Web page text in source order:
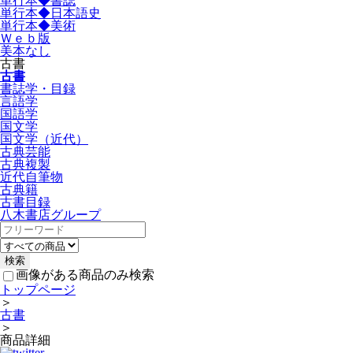
単行本◆日本語史
単行本◆美術
Ｗｅｂ版
美本なし
古書
古書
書誌学・目録
言語学
国語学
国文学
国文学（近代）
古典芸能
古典複製
近代自筆物
古典籍
古書目録
八木書店グループ
画像がある商品のみ検索
トップページ
＞
古書
＞
商品詳細